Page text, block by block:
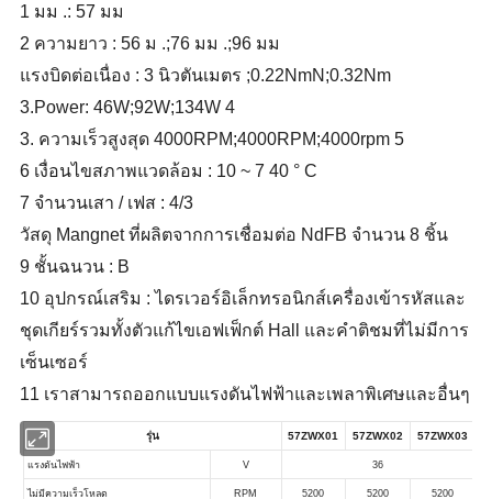
1 มม .: 57 มม
2 ความยาว : 56 ม .;76 มม .;96 มม
แรงบิดต่อเนื่อง : 3 นิวตันเมตร ;0.22NmN;0.32Nm
3.Power: 46W;92W;134W 4
3. ความเร็วสูงสุด 4000RPM;4000RPM;4000rpm 5
6 เงื่อนไขสภาพแวดล้อม : 10 ~ 7 40 ° C
7 จำนวนเสา / เฟส : 4/3
วัสดุ Mangnet ที่ผลิตจากการเชื่อมต่อ NdFB จำนวน 8 ชิ้น
9 ชั้นฉนวน : B
10 อุปกรณ์เสริม : ไดรเวอร์อิเล็กทรอนิกส์เครื่องเข้ารหัสและ
ชุดเกียร์รวมทั้งตัวแก้ไขเอฟเฟ็กต์ Hall และคำติชมที่ไม่มีการ
เซ็นเซอร์
11 เราสามารถออกแบบแรงดันไฟฟ้าและเพลาพิเศษและอื่นๆ